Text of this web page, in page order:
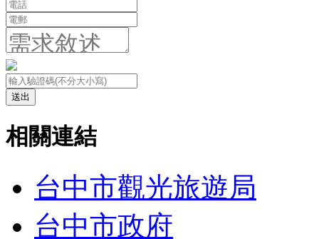
送出
相關連結
台中市觀光旅遊局
台中市政府